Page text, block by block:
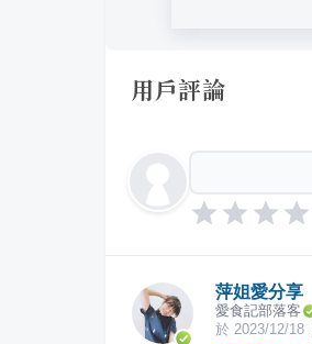
用戶評論
萍姐愛分享
愛食記部落客
於 2023/12/18